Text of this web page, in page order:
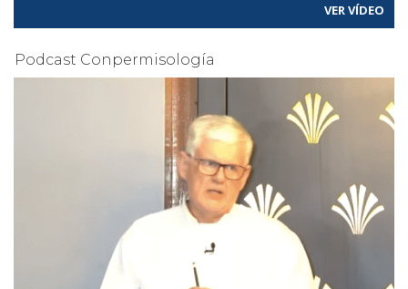
VER VÍDEO
Podcast Conpermisología